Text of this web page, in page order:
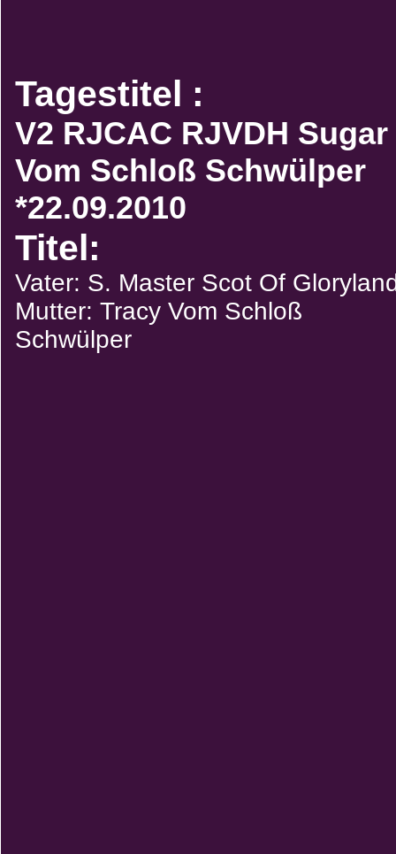
Tagestitel :
V2 RJCAC RJVDH Sugar
Vom Schloß Schwülper
*22.09.2010
Titel:
Vater: S. Master Scot Of
Mutter: Tracy Vom Schloß
Schwülper